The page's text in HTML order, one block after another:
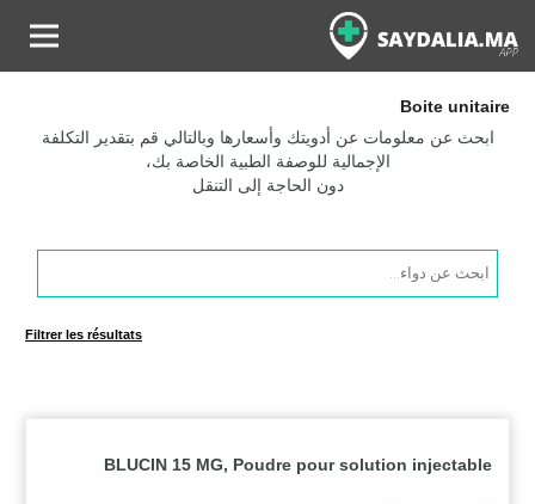
Boite unitaire
ابحث عن معلومات عن أدويتك وأسعارها وبالتالي قم بتقدير التكلفة
الإجمالية للوصفة الطبية الخاصة بك،
دون الحاجة إلى التنقل
Products
search
Filtrer les résultats
BLUCIN 15 MG, Poudre pour solution injectable